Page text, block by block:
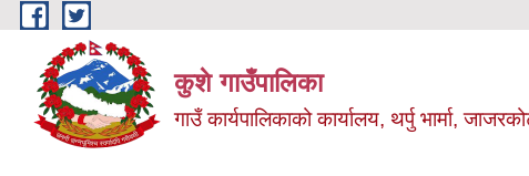
Skip to main content
कुशे गाउँपालिका
गाउँ कार्यपालिकाको कार्यालय, थर्पु भार्मा,